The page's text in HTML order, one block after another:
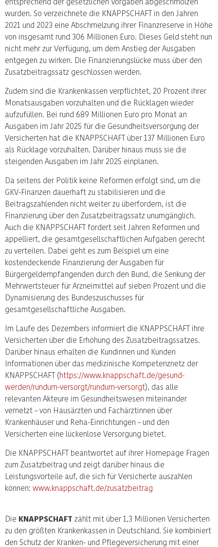
wurden. So verzeichnete die KNAPPSCHAFT in den Jahren
2021 und 2023 eine Abschmelzung ihrer Finanzreserve in Höhe
von insgesamt rund 306 Millionen Euro. Dieses Geld steht nun
nicht mehr zur Verfügung, um dem Anstieg der Ausgaben
entgegen zu wirken. Die Finanzierungslücke muss über den
Zusatzbeitragssatz geschlossen werden.
Zudem sind die Krankenkassen verpflichtet, 20 Prozent ihrer
Monatsausgaben vorzuhalten und die Rücklagen wieder
aufzufüllen. Bei rund 689 Millionen Euro pro Monat an
Ausgaben im Jahr 2025 für die Gesundheitsversorgung der
Versicherten hat die KNAPPSCHAFT über 137 Millionen Euro
als Rücklage vorzuhalten. Darüber hinaus muss sie die
steigenden Ausgaben im Jahr 2025 einplanen.
Da seitens der Politik keine Reformen erfolgt sind, um die
GKV-Finanzen dauerhaft zu stabilisieren und die
Beitragszahlenden nicht weiter zu überfordern, ist die
Finanzierung über den Zusatzbeitragssatz unumgänglich.
Auch die KNAPPSCHAFT fordert seit Jahren Reformen und
appelliert, die gesamtgesellschaftlichen Aufgaben gerecht
zu verteilen. Dabei geht es zum Beispiel um eine
kostendeckende Finanzierung der Ausgaben für
Bürgergeldempfangenden durch den Bund, die Senkung der
Mehrwertsteuer für Arzneimittel auf sieben Prozent und die
Dynamisierung des Bundeszuschusses für
gesamtgesellschaftliche Ausgaben.
Im Laufe des Dezembers informiert die KNAPPSCHAFT ihre
Versicherten über die Erhöhung des Zusatzbeitragssatzes.
Darüber hinaus erhalten die Kundinnen und Kunden
Informationen über das medizinische Kompetenznetz der
KNAPPSCHAFT (https://www.knappschaft.de/gesund-
werden/rundum-versorgt/rundum-versorgt), das alle
relevanten Akteure im Gesundheitswesen miteinander
vernetzt – von Hausärzten und Fachärztinnen über
Krankenhäuser und Reha-Einrichtungen – und den
Versicherten eine lückenlose Versorgung bietet.
Die KNAPPSCHAFT beantwortet auf ihrer Homepage Fragen
zum Zusatzbeitrag und zeigt darüber hinaus die
Leistungsvorteile auf, die sich für Versicherte auszahlen
können: www.knappschaft.de/zusatzbeitrag
Die KNAPPSCHAFT zählt mit über 1,3 Millionen Versicherten
zu den größten Krankenkassen in Deutschland. Sie kombiniert
den Schutz der Kranken- und Pflegeversicherung mit einer